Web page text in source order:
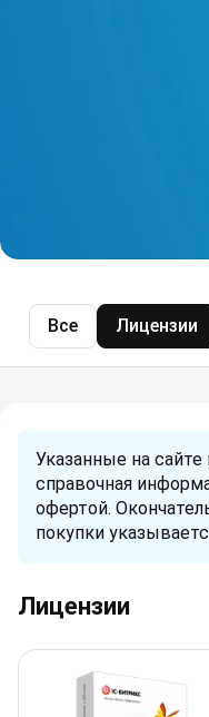
Все Лицензии
Указанные на
справочная
офертой.
покупки
Лицензии